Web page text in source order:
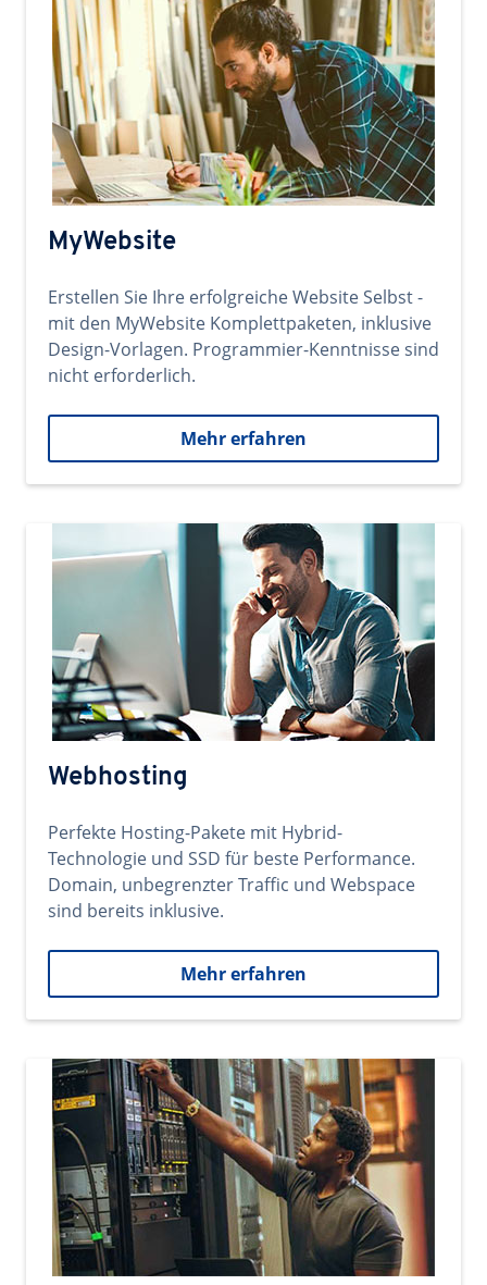
MyWebsite
Erstellen Sie Ihre erfolgreiche Website Selbst -
mit den MyWebsite Komplettpaketen, inklusive
Design-Vorlagen. Programmier-Kenntnisse sind
nicht erforderlich.
Mehr erfahren
Webhosting
Perfekte Hosting-Pakete mit Hybrid-
Technologie und SSD für beste Performance.
Domain, unbegrenzter Traffic und Webspace
sind bereits inklusive.
Mehr erfahren